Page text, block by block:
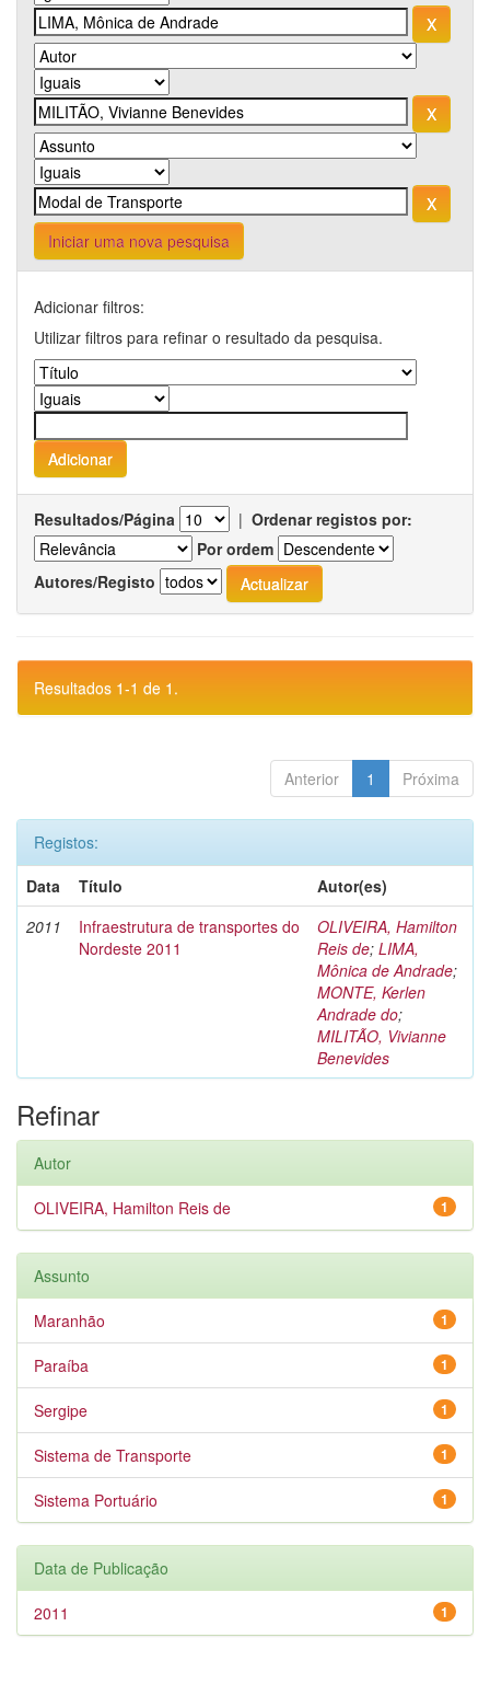
Iniciar uma nova pesquisa
Adicionar filtros:
Utilizar filtros para refinar o resultado da pesquisa.
Resultados/Página | Ordenar registos por:
Por ordem
Autores/Registo
Resultados 1-1 de 1.
Anterior 1 Próxima
Registos:
Data
Título
Autor(es)
2011
Infraestrutura de transportes do
Nordeste 2011
OLIVEIRA, Hamilton
Reis de; LIMA,
Mônica de Andrade;
MONTE, Kerlen
Andrade do;
MILITÃO, Vivianne
Benevides
Refinar
Autor
1
OLIVEIRA, Hamilton Reis de
Assunto
1
Maranhão
1
Paraíba
1
Sergipe
1
Sistema de Transporte
1
Sistema Portuário
Data de Publicação
1
2011